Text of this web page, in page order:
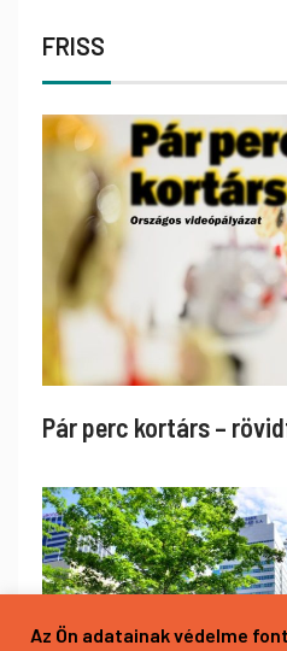
FRISS
Pár perc kortárs –
Az Ön adatainak védelme